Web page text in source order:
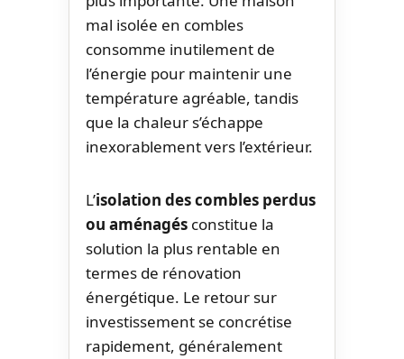
mal isolée en combles
consomme inutilement de
l’énergie pour maintenir une
température agréable, tandis
que la chaleur s’échappe
inexorablement vers l’extérieur.
L’isolation des combles perdus
ou aménagés constitue la
solution la plus rentable en
termes de rénovation
énergétique. Le retour sur
investissement se concrétise
rapidement, généralement